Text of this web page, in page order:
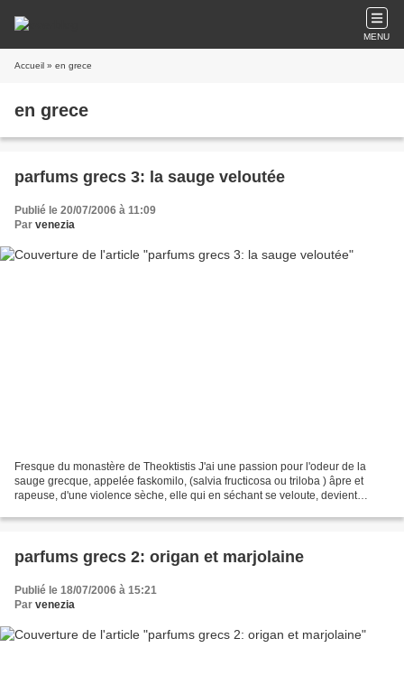
MENU
Accueil » en grece
en grece
parfums grecs 3: la sauge veloutée
Publié le 20/07/2006 à 11:09
Par venezia
Fresque du monastère de Theoktistis J'ai une passion pour l'odeur de la
sauge grecque, appelée faskomilo, (salvia fructicosa ou triloba ) âpre et
rapeuse, d'une violence sèche, elle qui en séchant se veloute, devient
parfums grecs 2: origan et marjolaine
Publié le 18/07/2006 à 15:21
Par venezia